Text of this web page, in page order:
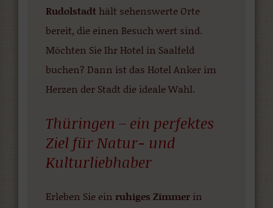
Rudolstadt hält sehenswerte Orte
bereit, die einen Besuch wert sind.
Möchten Sie Ihr Hotel in Saalfeld
buchen? Dann ist das Hotel Anker im
Herzen der Stadt die ideale Wahl.
Thüringen – ein perfektes
Ziel für Natur- und
Kulturliebhaber
Erleben Sie ein ruhiges Zimmer in